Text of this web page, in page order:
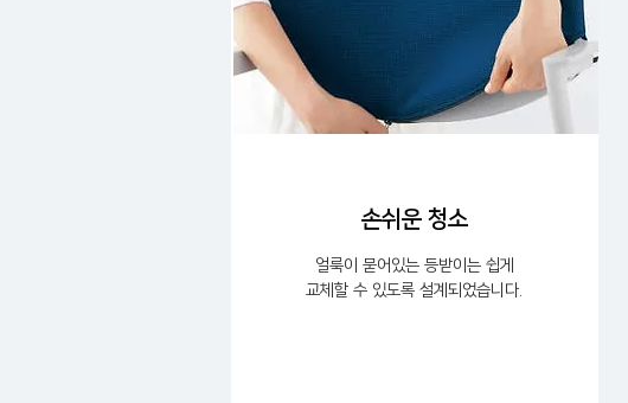
손쉬운 청소
얼룩이 묻어있는 등받이는 쉽게
교체할 수 있도록 설계되었습니다.